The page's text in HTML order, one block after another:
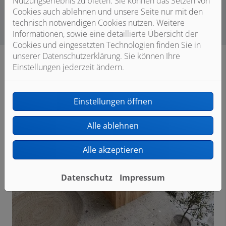
Cookies auch ablehnen und unsere Seite nur mit den
technisch notwendigen Cookies nutzen. Weitere
Informationen, sowie eine detaillierte Übersicht der
Cookies und eingesetzten Technologien finden Sie in
unserer Datenschutzerklärung. Sie können Ihre
Einstellungen jederzeit ändern.
Einstellungen öffnen
Alle ablehnen
Alle akzeptieren
Datenschutz Impressum